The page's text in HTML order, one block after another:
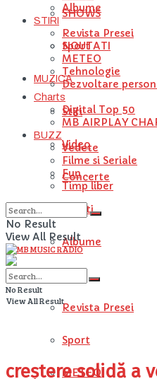
SHOWS
NOUTATI
MUZICA
Stiri
Video
Concerte
Artisti
Albume
STIRI
Revista Presei
Sport
METEO
Albume
STIRI
Revista Presei
Sport
METEO
Tehnologie
Dezvoltare
Charts
Digital Top 50
MB AIRPLAY
BUZZ
Vedete
Filme si Seriale
Fun
Timp liber
No Result
View All Result
No Result
View All Result
creștere solidă a